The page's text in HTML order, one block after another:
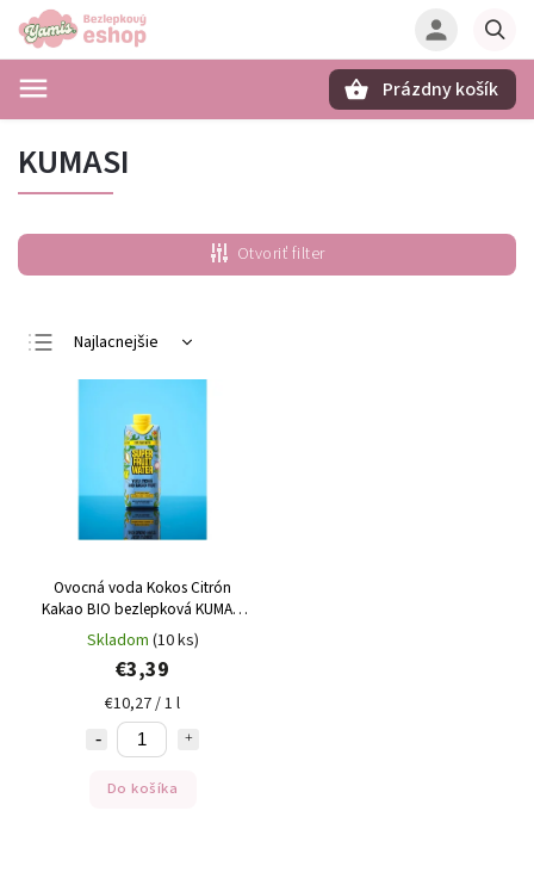
Prázdny košík
KUMASI
Otvoriť filter
Najlacnejšie
Najdrahšie
Najpredávanejšie
Abecedne
Ovocná voda Kokos Citrón
Kakao BIO bezlepková KUMASI
330ml
Skladom (10 ks)
€3,39
€10,27 / 1 l
Do košíka